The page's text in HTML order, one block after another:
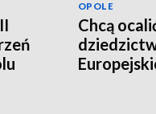
OPOLE
Chcą